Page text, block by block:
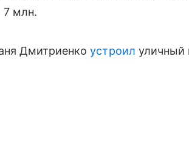
7 млн.
Дмитриенкоустроил уличный